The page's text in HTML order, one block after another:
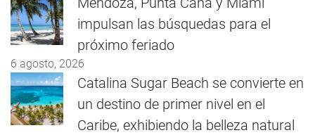
impulsan las búsquedas para el
próximo feriado
6 agosto, 2026
Catalina Sugar Beach se convierte en
un destino de primer nivel en el
Caribe, exhibiendo la belleza natural